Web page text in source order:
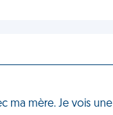
ma mère. Je vois